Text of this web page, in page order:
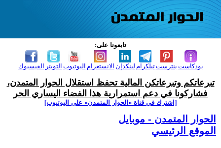
تابعونا على:
الفيسبوك التويتر اليوتيوب الانستغرام لينكدإن تيلكرامبنترست بودكاست
تبرعاتكم وتبرعاتكن المالية تحفظ استقلال الحوار المتمدن،
فشاركونا في دعم استمرارية هذا الفضاء اليساري الحر
[اشترك في قناة ‫«الحوار المتمدن» على اليوتيوب]
الحوار المتمدن - موبايل
الموقع الرئيسي